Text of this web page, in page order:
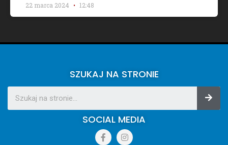
22 marca 2024 12:48
SZUKAJ NA STRONIE
SOCIAL MEDIA​